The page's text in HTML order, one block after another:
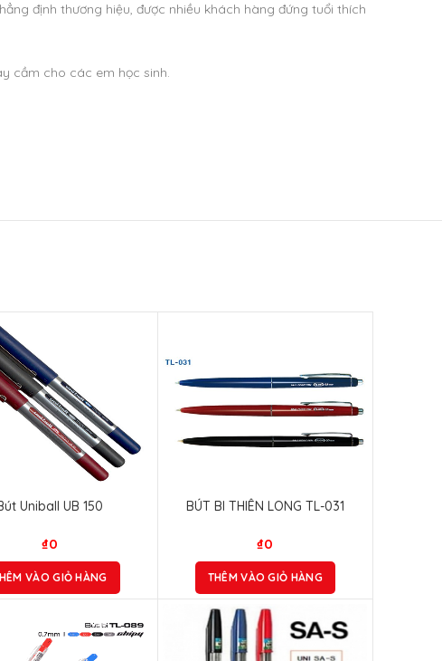
định thương hiệu, được nhiều khách hàng đứng tuổi thích
cầm cho các em học sinh.
Uniball UB 150
₫0
VÀO GIỎ HÀNG
BÚT BI THIÊN LONG TL-031
₫0
THÊM VÀO GIỎ HÀNG